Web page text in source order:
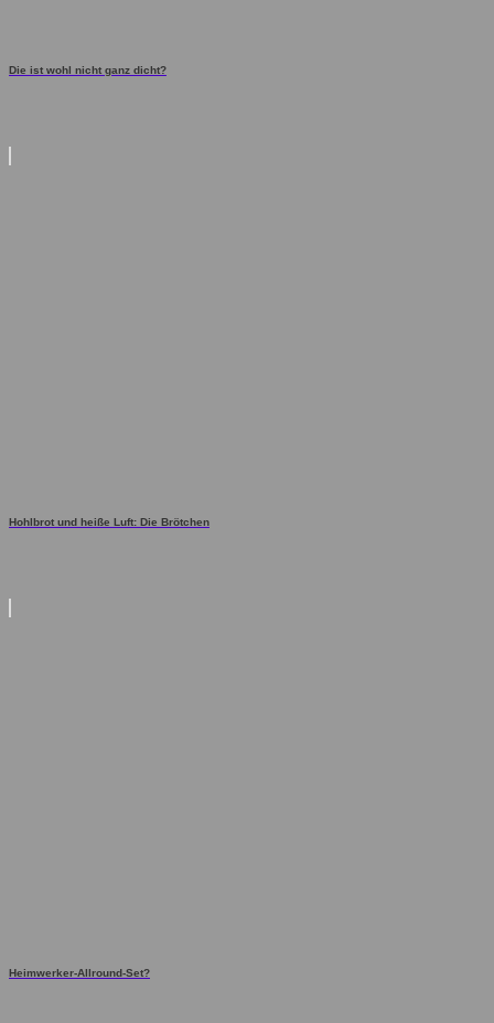
Die ist wohl nicht ganz dicht?
Hohlbrot und heiße Luft: Die Brötchen
Heimwerker-Allround-Set?